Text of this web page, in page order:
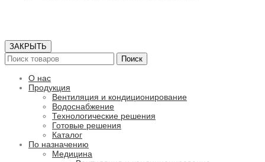
ЗАКРЫТЬ
Поиск
О нас
Продукция
Вентиляция и кондиционирование
Водоснабжение
Технологические решения
Готовые решения
Каталог
По назначению
Медицина